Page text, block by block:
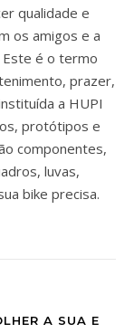
qualidade e
os amigos e a
Este é o termo
prazer,
a HUPI
protótipos e
componentes,
luvas,
bike precisa.
A SUA E